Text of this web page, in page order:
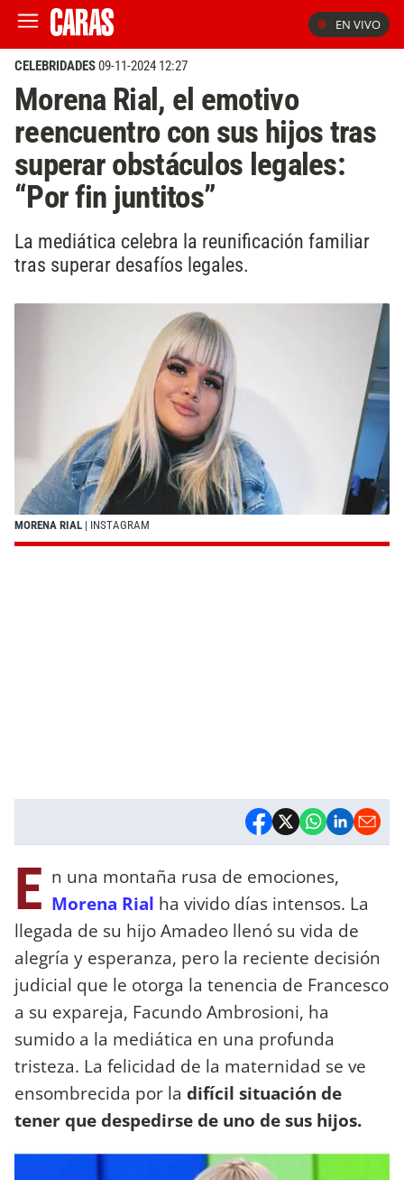
EN VIVO
CELEBRIDADES09-11-2024 12:27
Morena Rial, el emotivo
reencuentro con sus hijos tras
superar obstáculos legales:
“Por fin juntitos”
La mediática celebra la reunificación familiar
tras superar desafíos legales.
MORENA RIAL | INSTAGRAM
E n una montaña rusa de emociones,
Morena Rial ha vivido días intensos. La
llegada de su hijo Amadeo llenó su vida de
alegría y esperanza, pero la reciente decisión
judicial que le otorga la tenencia de Francesco
a su expareja, Facundo Ambrosioni, ha
sumido a la mediática en una profunda
tristeza. La felicidad de la maternidad se ve
ensombrecida por la difícil situación de
tener que despedirse de uno de sus hijos.